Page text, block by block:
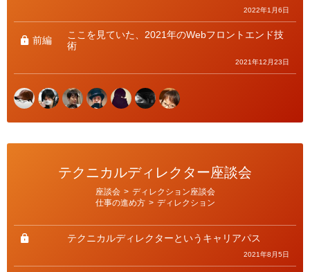
2022年1月6日
前編
ここを見ていた、2021年のWebフロントエンド技
術
2021年12月23日
テクニカルディレクター座談会
ー
座談会 > ディレクション座談会
仕事の進め方 > ディレクション
テクニカルディレクターというキャリアパス
2021年8月5日